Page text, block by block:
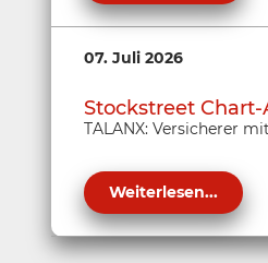
07. Juli 2026
Stockstreet Chart-
TALANX: Versicherer
Weiterlesen...